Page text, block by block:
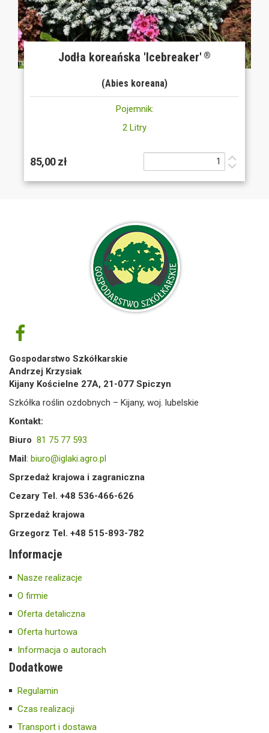
Jodła koreańska 'Icebreaker' ®
(Abies koreana)
Pojemnik:
2 Litry
85,00 zł
Gospodarstwo Szkółkarskie
Andrzej Krzysiak
Kijany Kościelne 27A, 21-077 Spiczyn
Szkółka roślin ozdobnych – Kijany, woj. lubelskie
Kontakt:
Biuro 81 75 77 593
Mail: biuro@iglaki.agro.pl
Sprzedaż krajowa i zagraniczna
Cezary Tel. +48 536-466-626
Sprzedaż krajowa
Grzegorz Tel. +48 515-893-782
Informacje
Nasze realizacje
O firmie
Oferta detaliczna
Oferta hurtowa
Informacja o autorach
Dodatkowe
Regulamin
Czas realizacji
Transport i dostawa